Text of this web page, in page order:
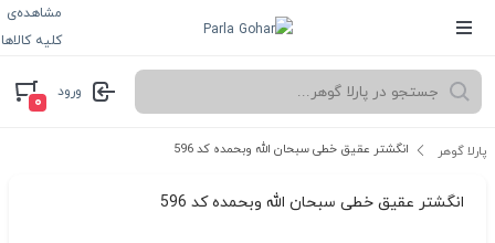
مشاهده‌ی
کلیه کالاها
ورود
۰
پارلا گوهر انگشتر عقیق خطی سبحان الله وبحمده کد 596
انگشتر عقیق خطی سبحان الله وبحمده کد 596